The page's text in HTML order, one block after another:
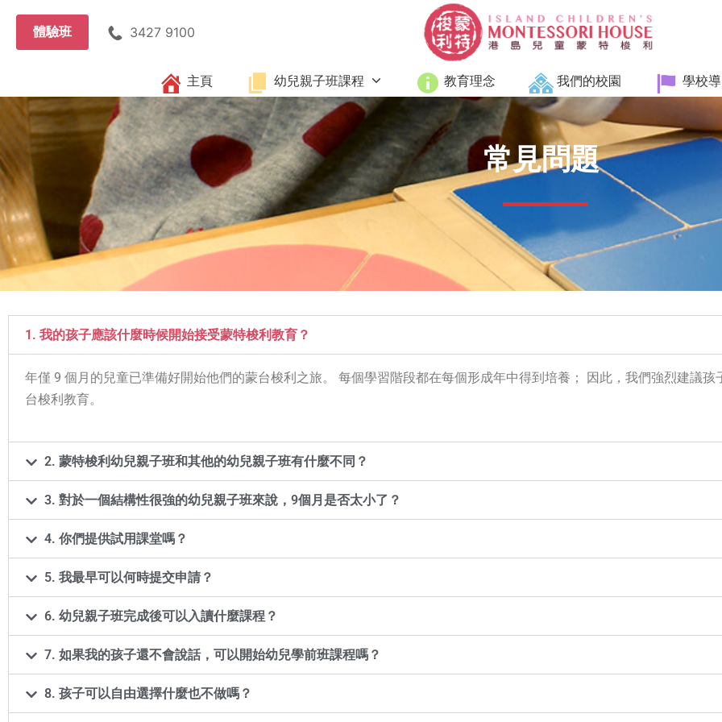
體驗班 3427 9100
主頁 幼兒親子班課程 教育理念 我們的校園 學校
常見問題
1. 我的孩子應該什麼時候開始接受蒙特梭利教育？
年僅 9 個月的兒童已準備好開始他們的蒙台梭利之旅。 每個學習階段都在每個形成年中得到培養； 因此，我們強烈建議
台梭利教育。
2. 蒙特梭利幼兒親子班和其他的幼兒親子班有什麼不同？
3. 對於一個結構性很強的幼兒親子班來說，9個月是否太小了？
4. 你們提供試用課堂嗎？
5. 我最早可以何時提交申請？
6. 幼兒親子班完成後可以入讀什麼課程？
7. 如果我的孩子還不會說話，可以開始幼兒學前班課程嗎？
8. 孩子可以自由選擇什麼也不做嗎？